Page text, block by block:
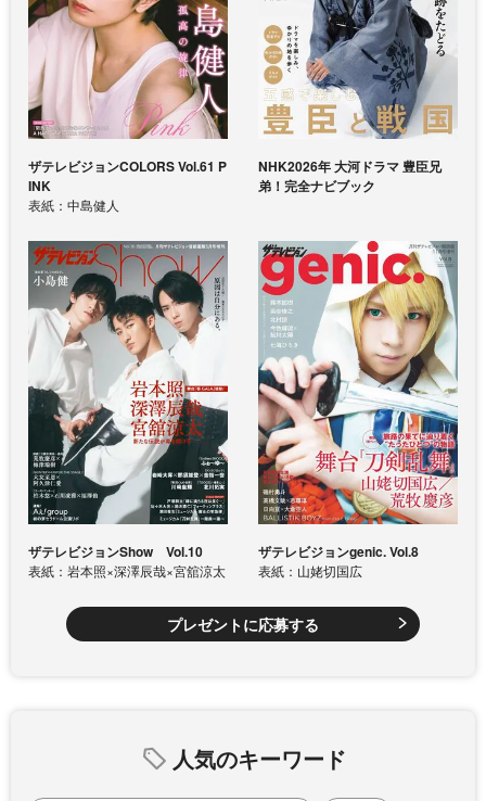
ザテレビジョンCOLORS Vol.61 P
INK
表紙：中島健人
NHK2026年 大河ドラマ 豊臣兄
弟！完全ナビブック
ザテレビジョンShow Vol.10
表紙：岩本照×深澤辰哉×宮舘涼太
ザテレビジョンgenic. Vol.8
表紙：山姥切国広
プレゼントに応募する
人気のキーワード